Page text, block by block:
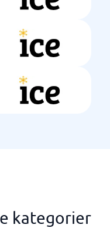
kategorier